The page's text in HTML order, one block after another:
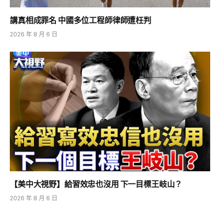
講真相成罪名 中國多位工程師律師遭枉判
2026 年 8 月 6 日
【美中大視野】給習效忠也沒用 下一目標王岐山？
2026 年 8 月 6 日